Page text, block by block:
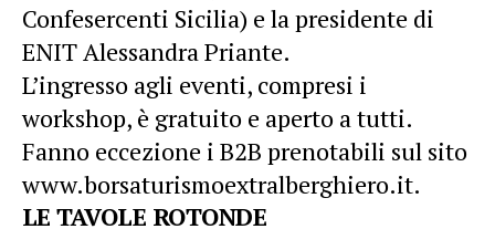
Confesercenti Sicilia) e la presidente di
ENIT Alessandra Priante.
L’ingresso agli eventi, compresi i
workshop, è gratuito e aperto a tutti.
Fanno eccezione i B2B prenotabili sul sito
www.borsaturismoextralberghiero.it.
LE TAVOLE ROTONDE